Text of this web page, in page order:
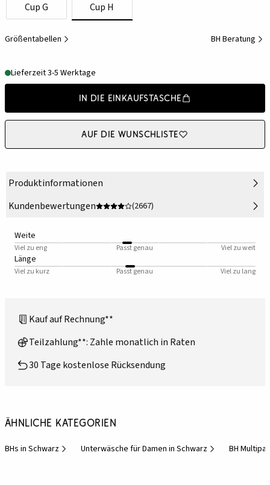
Cup G Cup H
Größentabellen BH Beratung
Lieferzeit 3-5 Werktage
In die Einkaufstasche
Auf die Wunschliste
Produktinformationen
Kundenbewertungen
(2667)
Weite
Viel zu eng Passt genau Viel zu weit
Länge
Viel zu kurz Passt genau Viel zu lang
Kauf auf Rechnung**
Teilzahlung**: Zahle monatlich in Raten
30 Tage kostenlose Rücksendung
Ähnliche Kategorien
BHs in Schwarz Unterwäsche für Damen in Schwarz BH